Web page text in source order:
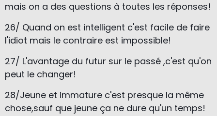
mais on a des questions à toutes les réponses!
26/ Quand on est intelligent c'est facile de faire
l'idiot mais le contraire est impossible!
27/ L'avantage du futur sur le passé ,c'est qu'on
peut le changer!
28/Jeune et immature c'est presque la même
chose,sauf que jeune ça ne dure qu'un temps!